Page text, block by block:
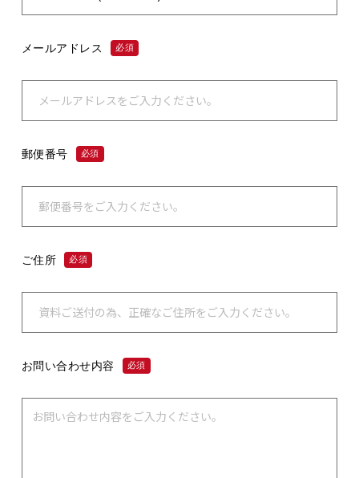
メールアドレス 必須
郵便番号 必須
ご住所 必須
お問い合わせ内容 必須